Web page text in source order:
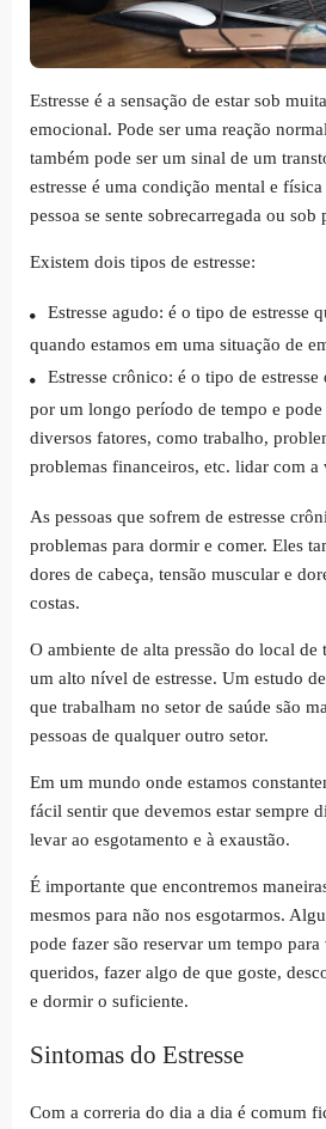
Estresse é a sensação de estar sob
emocional. Pode ser uma reação
também pode ser um sinal de um
estresse é uma condição mental e
pessoa se sente sobrecarregada ou sob
Existem dois tipos de estresse:
Estresse agudo: é o tipo de estresse
quando estamos em uma situação de
Estresse crônico: é o tipo de
por um longo período de tempo e pode
diversos fatores, como trabalho,
problemas financeiros, etc. lidar com a
As pessoas que sofrem de estresse
problemas para dormir e comer. Eles
dores de cabeça, tensão muscular e
costas.
O ambiente de alta pressão do local de
um alto nível de estresse. Um estudo
que trabalham no setor de saúde são
pessoas de qualquer outro setor.
Em um mundo onde estamos
fácil sentir que devemos estar sempre
levar ao esgotamento e à exaustão.
É importante que encontremos
mesmos para não nos esgotarmos.
pode fazer são reservar um tempo para
queridos, fazer algo de que goste,
e dormir o suficiente.
Sintomas do Estresse
Com a correria do dia a dia é comum